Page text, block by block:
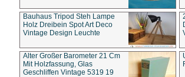
Bauhaus Tripod Steh Lampe
Holz Dreibein Spot Art Deco
Vintage Design Leuchte
Alter Großer Barometer 21 Cm
Mit Holzfassung, Glas
Geschliffen Vintage 5319 19